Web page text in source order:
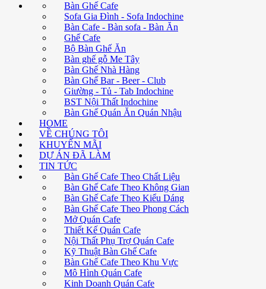
Bàn Ghế Cafe
Sofa Gia Đình - Sofa Indochine
Bàn Cafe - Bàn sofa - Bàn Ăn
Ghế Cafe
Bộ Bàn Ghế Ăn
Bàn ghế gỗ Me Tây
Bàn Ghế Nhà Hàng
Bàn Ghế Bar - Beer - Club
Giường - Tủ - Tab Indochine
BST Nội Thất Indochine
Bàn Ghế Quán Ăn Quán Nhậu
HOME
VỀ CHÚNG TÔI
KHUYẾN MÃI
DỰ ÁN ĐÃ LÀM
TIN TỨC
Bàn Ghế Cafe Theo Chất Liệu
Bàn Ghế Cafe Theo Không Gian
Bàn Ghế Cafe Theo Kiểu Dáng
Bàn Ghế Cafe Theo Phong Cách
Mở Quán Cafe
Thiết Kế Quán Cafe
Nội Thất Phụ Trợ Quán Cafe
Kỹ Thuật Bàn Ghế Cafe
Bàn Ghế Cafe Theo Khu Vực
Mô Hình Quán Cafe
Kinh Doanh Quán Cafe